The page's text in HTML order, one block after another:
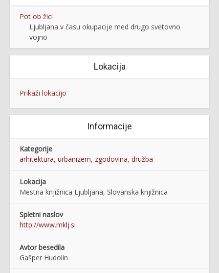
Pot ob žici
Ljubljana v času okupacije med drugo svetovno
vojno
Lokacija
Prikaži lokacijo
Informacije
Kategorije
arhitektura, urbanizem, zgodovina, družba
Lokacija
Mestna knjižnica Ljubljana, Slovanska knjižnica
Spletni naslov
http://www.mklj.si
Avtor besedila
Gašper Hudolin